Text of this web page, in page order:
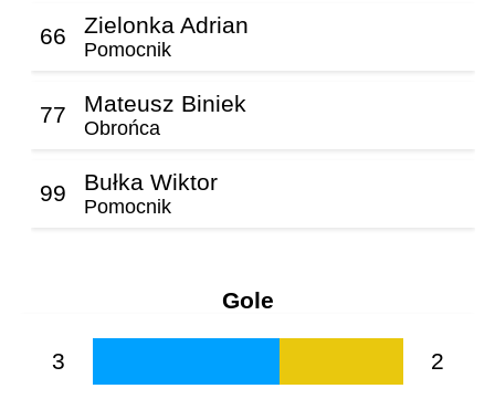
66 Zielonka Adrian
Pomocnik
77 Mateusz Biniek
Obrońca
99 Bułka Wiktor
Pomocnik
Gole
3 2